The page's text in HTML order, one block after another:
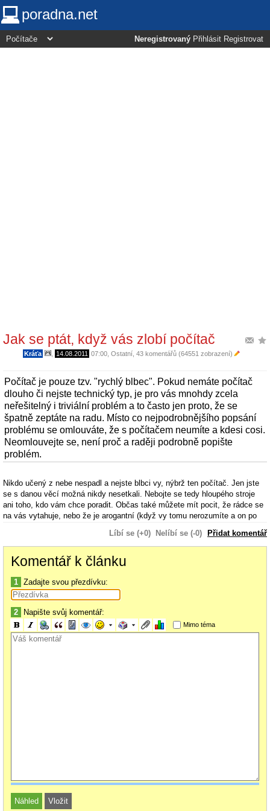
poradna.net
Neregistrovaný Přihlásit Registrovat
Jak se ptát, když vás zlobí počítač
Kráťa 14.08.2011 07:00 Ostatní , 43 komentářů (64551 zobrazení)
Počítač je pouze tzv. "rychlý blbec". Pokud nemáte počítač
dlouho či nejste technický typ, je pro vás mnohdy zcela
neřešitelný i triviální problém a to často jen proto, že se
špatně zeptáte na radu. Místo co nejpodrobnějšího popsání
problému se omlouváte, že s počítačem neumíte a kdesi cosi.
Neomlouvejte se, není proč a raději podrobně popište
problém.
Nikdo učený z nebe nespadl a nejste blbci vy, nýbrž ten počítač. Jen jste
se s danou věcí možná nikdy nesetkali. Nebojte se tedy hloupého stroje
ani toho, kdo vám chce poradit. Občas také můžete mít pocit, že rádce se
na vás vytahuje, nebo že je arogantní (když vy tomu nerozumíte a on po
rádce musí dostat informace. Když však co nejpodrobněji popíšete
problém, bude "dolování" doplňujících informací jen krátké (nebo dokonce
žádné), problém bude často rychle vyřešen, bez toho, že budete otrávení
Rady na dálku (např. po ICQ) všeobecně
Často někdo napíše něco ve stylu: "Nejde mi to." Cokoli nemusí jít z
mnoha důvodů.
Rádcům se rozbily věštecké koule, z dýmu bramborové natě a z
rozhozených kuřecích kůstek věštit neumí, na monitor přes půl republiky
mnohem lepší je dát obrázek někam na web a můžete jej ukázat i
mnohokrát bez posílání nebo vložit k dotazu v diskuzních fórech.
Návod, jak umístit obrázek na web, je zase tady
Líbí se (+0) Nelíbí se (-0) Přidat komentář
Komentář k článku
1 Zadajte svou přezdívku:
2 Napište svůj komentář:
Mimo téma